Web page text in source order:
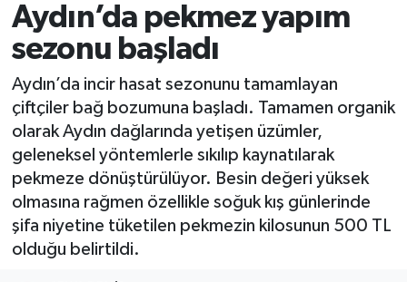
Aydın’da pekmez yapım
sezonu başladı
Aydın’da incir hasat sezonunu tamamlayan
çiftçiler bağ bozumuna başladı. Tamamen organik
olarak Aydın dağlarında yetişen üzümler,
geleneksel yöntemlerle sıkılıp kaynatılarak
pekmeze dönüştürülüyor. Besin değeri yüksek
olmasına rağmen özellikle soğuk kış günlerinde
şifa niyetine tüketilen pekmezin kilosunun 500 TL
olduğu belirtildi.
Tüm Manşetler
Son Dakika Haberleri
Haber Arşivi